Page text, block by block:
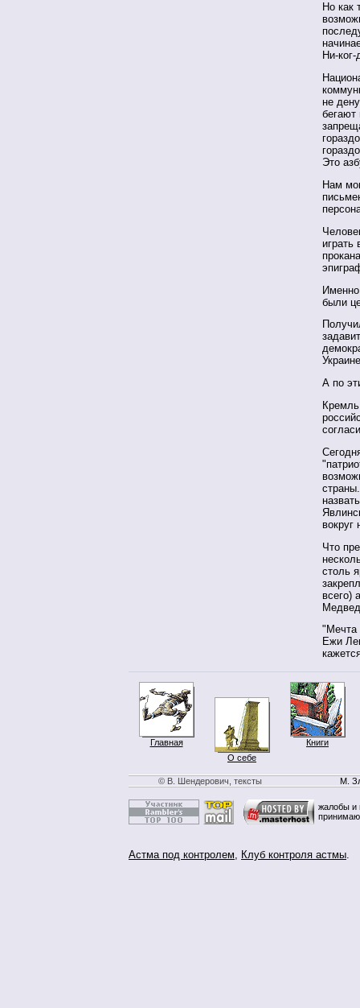
Но как
Ни-ког-
не
бегают
Это
Нам
играть
были
А по
вокруг
Что
столь
всего)
"Мечта
Ежи
Главная
О себе
Книги
© В. Шендерович, тексты М.
жалобы и
Астма под контролем, Клуб контроля астмы.